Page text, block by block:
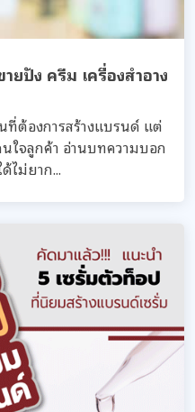
ยปัง ครีม เครื่องสำอาง
ที่ต้องการสร้างแบรนด์ แต่
ใจลูกค้า อ่านบทความบอก
ไม่ยาก...